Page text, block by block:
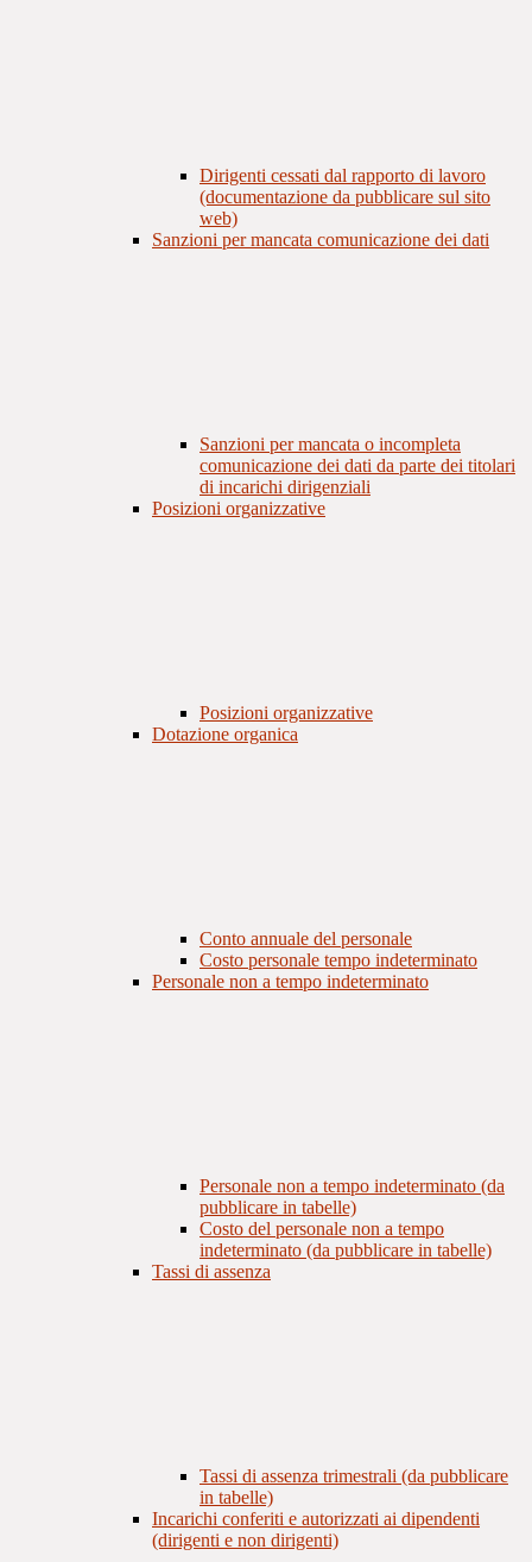
Dirigenti cessati dal rapporto di lavoro
(documentazione da pubblicare sul sito
web)
Sanzioni per mancata comunicazione dei dati
Sanzioni per mancata o incompleta
comunicazione dei dati da parte dei titolari
di incarichi dirigenziali
Posizioni organizzative
Posizioni organizzative
Dotazione organica
Conto annuale del personale
Costo personale tempo indeterminato
Personale non a tempo indeterminato
Personale non a tempo indeterminato (da
pubblicare in tabelle)
Costo del personale non a tempo
indeterminato (da pubblicare in tabelle)
Tassi di assenza
Tassi di assenza trimestrali (da pubblicare
in tabelle)
Incarichi conferiti e autorizzati ai dipendenti
(dirigenti e non dirigenti)